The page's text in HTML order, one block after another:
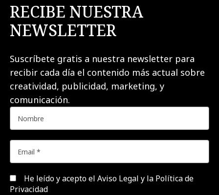
RECIBE NUESTRA
NEWSLETTER
Suscríbete gratis a nuestra newsletter para
recibir cada día el contenido más actual sobre
creatividad, publicidad, marketing, y
comunicación.
He leído y acepto el Aviso Legal y la Política de
Privacidad